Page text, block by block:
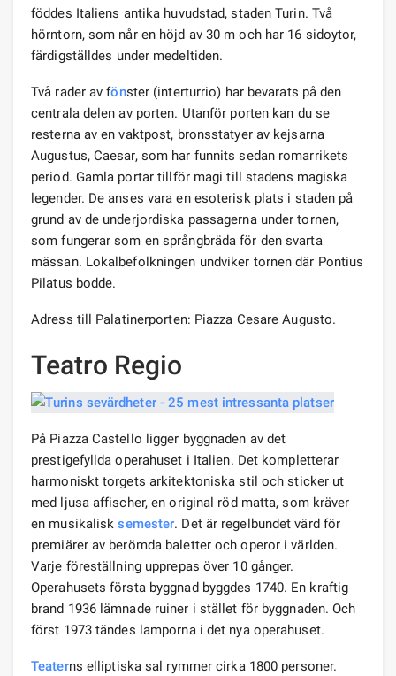
föddes Italiens antika huvudstad, staden Turin. Två
hörntorn, som når en höjd av 30 m och har 16 sidoytor,
färdigställdes under medeltiden.
Två rader av fönster (interturrio) har bevarats på den
centrala delen av porten. Utanför porten kan du se
resterna av en vaktpost, bronsstatyer av kejsarna
Augustus, Caesar, som har funnits sedan romarrikets
period. Gamla portar tillför magi till stadens magiska
legender. De anses vara en esoterisk plats i staden på
grund av de underjordiska passagerna under tornen,
som fungerar som en språngbräda för den svarta
mässan. Lokalbefolkningen undviker tornen där Pontius
Pilatus bodde.
Adress till Palatinerporten: Piazza Cesare Augusto.
Teatro Regio
På Piazza Castello ligger byggnaden av det
prestigefyllda operahuset i Italien. Det kompletterar
harmoniskt torgets arkitektoniska stil och sticker ut
med ljusa affischer, en original röd matta, som kräver
en musikalisksemester. Det är regelbundet värd för
premiärer av berömda baletter och operor i världen.
Varje föreställning upprepas över 10 gånger.
Operahusets första byggnad byggdes 1740. En kraftig
brand 1936 lämnade ruiner i stället för byggnaden. Och
först 1973 tändes lamporna i det nya operahuset.
Teaterns elliptiska sal rymmer cirka 1800 personer.